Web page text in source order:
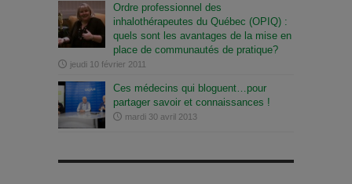
Ordre professionnel des
inhalothérapeutes du Québec (OPIQ) :
quels sont les avantages de la mise en
place de communautés de pratique?
jeudi 10 février 2011
Ces médecins qui bloguent…pour
partager savoir et connaissances !
mardi 30 avril 2013